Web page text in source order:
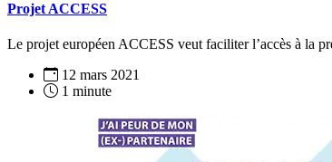
Projet ACCESS
Le projet européen ACCESS veut faciliter l’accès à la
12 mars 2021
1 minute